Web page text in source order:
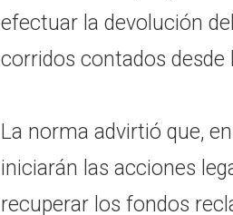
efectuar la devolución
corridos contados
La norma advirtió que,
iniciarán las acciones
recuperar los fondos